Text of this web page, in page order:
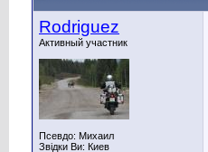
Rodriguez
Активный участник
Псевдо: Михаил
Звідки Ви: Киев